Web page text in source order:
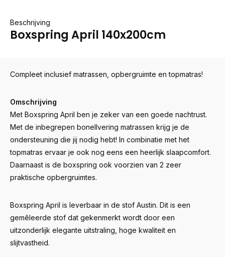
Beschrijving
Boxspring April 140x200cm
Compleet inclusief matrassen, opbergruimte en topmatras!
Omschrijving
Met Boxspring April ben je zeker van een goede nachtrust.
Met de inbegrepen bonellvering matrassen krijg je de
ondersteuning die jij nodig hebt! In combinatie met het
topmatras ervaar je ook nog eens een heerlijk slaapcomfort.
Daarnaast is de boxspring ook voorzien van 2 zeer
praktische opbergruimtes.
Boxspring April is leverbaar in de stof Austin. Dit is een
gemêleerde stof dat gekenmerkt wordt door een
uitzonderlijk elegante uitstraling, hoge kwaliteit en
slijtvastheid.